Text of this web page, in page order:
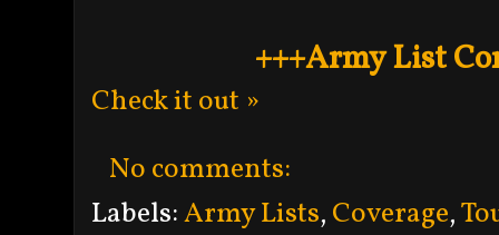
+++Army List
Check it out »
No comments:
Labels:Army Lists, Coverage,